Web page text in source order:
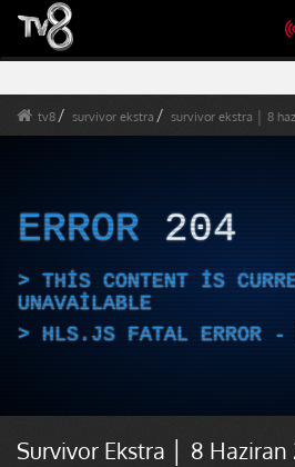
tv8 survivor ekstra survivor ekstra │ 8
ERROR 204
THIS CONTENT IS
UNAVAILABLE
HLS.JS FATAL ERROR -
Survivor Ekstra │ 8 Haziran